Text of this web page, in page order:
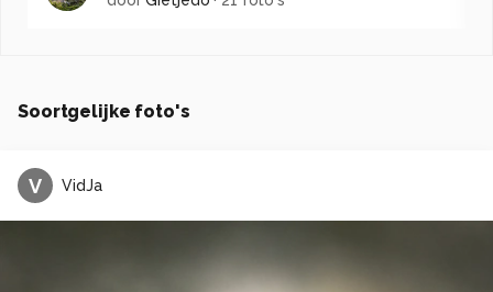
Soortgelijke foto's
V VidJa